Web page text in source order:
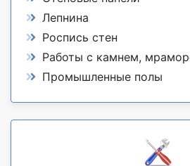
Лепнина
Роспись стен
Работы с камнем,
Промышленные полы